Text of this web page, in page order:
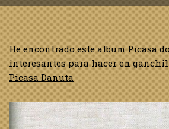
He encontrado este album Picasa
interesantes para hacer en
Picasa Danuta